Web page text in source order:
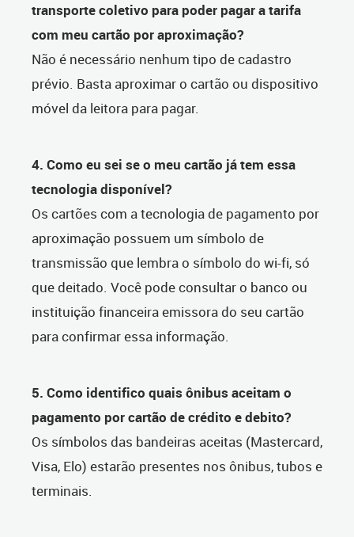
transporte coletivo para poder pagar a tarifa
com meu cartão por aproximação?
Não é necessário nenhum tipo de cadastro
prévio. Basta aproximar o cartão ou dispositivo
móvel da leitora para pagar.
4. Como eu sei se o meu cartão já tem essa
tecnologia disponível?
Os cartões com a tecnologia de pagamento por
aproximação possuem um símbolo de
transmissão que lembra o símbolo do wi-fi, só
que deitado. Você pode consultar o banco ou
instituição financeira emissora do seu cartão
para confirmar essa informação.
5. Como identifico quais ônibus aceitam o
pagamento por cartão de crédito e debito?
Os símbolos das bandeiras aceitas (Mastercard,
Visa, Elo) estarão presentes nos ônibus, tubos e
terminais.